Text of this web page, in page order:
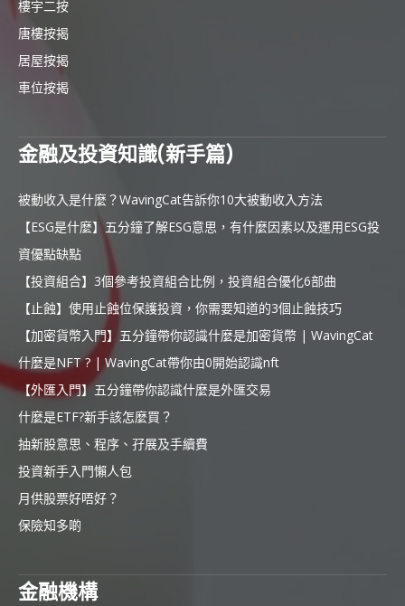
樓宇二按
唐樓按揭
居屋按揭
車位按揭
金融及投資知識(新手篇)
被動收入是什麼？WavingCat告訴你10大被動收入方法
【ESG是什麼】五分鐘了解ESG意思，有什麼因素以及運用ESG投
資優點缺點
【投資組合】3個參考投資組合比例，投資組合優化6部曲
【止蝕】使用止蝕位保護投資，你需要知道的3個止蝕技巧
【加密貨幣入門】五分鐘帶你認識什麼是加密貨幣 | WavingCat
什麼是NFT ? | WavingCat帶你由0開始認識nft
【外匯入門】五分鐘帶你認識什麼是外匯交易
什麼是ETF?新手該怎麼買？
抽新股意思、程序、孖展及手續費
投資新手入門懶人包
月供股票好唔好？
保險知多啲
金融機構